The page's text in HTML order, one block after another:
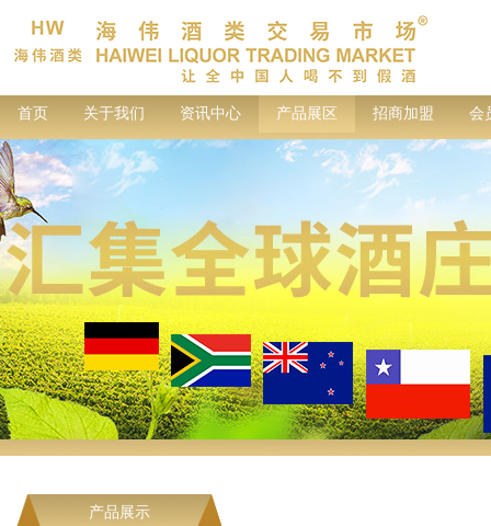
首页 关于我们 资讯中心 产品展区 招商加盟 会
产品展示